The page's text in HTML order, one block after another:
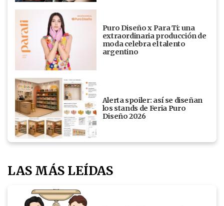
Puro Diseño x Para Ti: una
extraordinaria producción de
moda celebra el talento
argentino
Alerta spoiler: así se diseñan
los stands de Feria Puro
Diseño 2026
LAS MÁS LEÍDAS